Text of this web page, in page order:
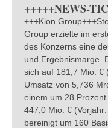
+++++NEWS-
+++Kion
Group erzielte im
des Konzerns eine
und Ergebnismarge.
sich auf 181,7 Mio. €
Umsatz von 5,736
einem um 28
447,0 Mio. €
bereinigt um 160